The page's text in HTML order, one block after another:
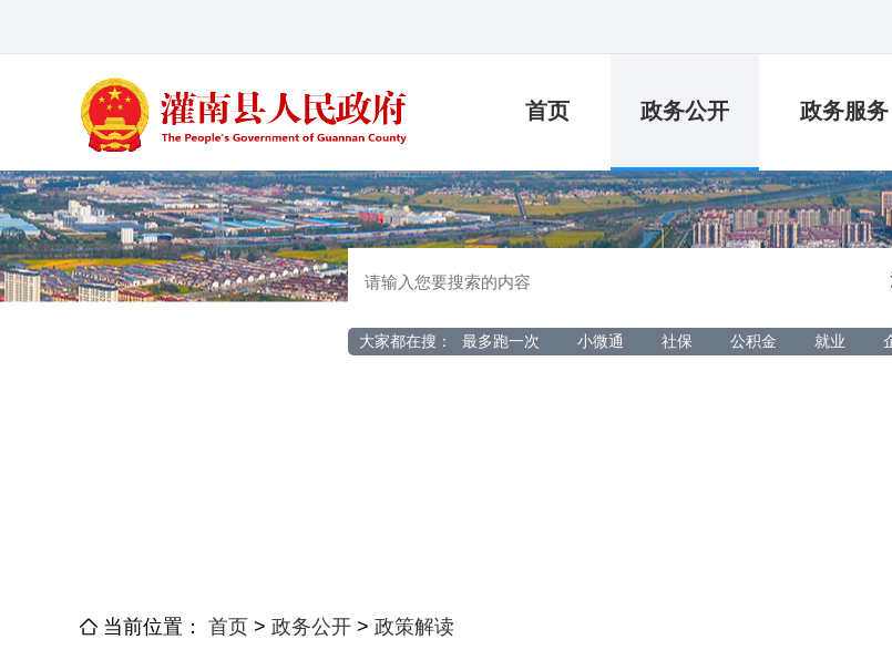
首页 政务公开 政务服务
大家都在搜： 最多跑一次 小微通 社保 公积金 就业
当前位置： 首页 > 政务公开 > 政策解读